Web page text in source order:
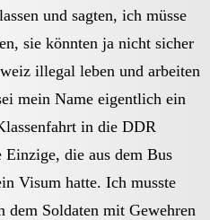
und sagten, ich müsse
sie könnten ja nicht sicher
illegal leben und arbeiten
mein Name eigentlich ein
in die DDR
die aus dem Bus
Visum hatte. Ich musste
dem Soldaten mit Gewehren